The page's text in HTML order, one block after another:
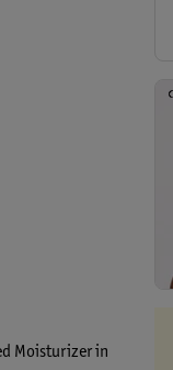
Moisturizer in